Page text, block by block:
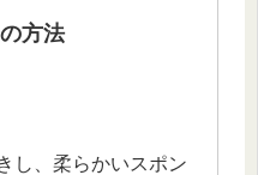
方法
し、柔らかいスポン